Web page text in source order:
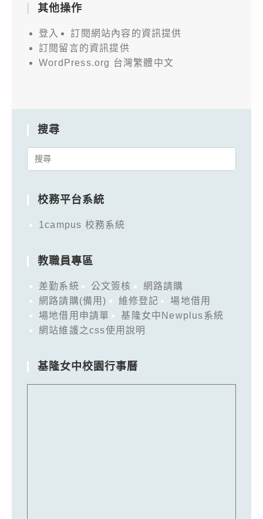
其他操作
登入
訂閱網站內容的資訊提供
訂閱留言的資訊提供
WordPress.org 台灣繁體中文
搜尋
Search
校務平台系統
1campus 校務系統
教職員專區
差勤系統 公文簽核
網路請購
網路請購(備用)
維修登記
場地借用
場地借用申請單
基隆女中Newplus系統
網站維護之css使用說明
基隆女中校園行事曆